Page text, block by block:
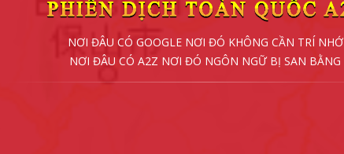
NƠI ĐÂU CÓ GOOGLE NƠI ĐÓ KHÔNG CẦN TRÍ NHỚ
NƠI ĐÂU CÓ A2Z NƠI ĐÓ NGÔN NGỮ BỊ SAN BẰNG